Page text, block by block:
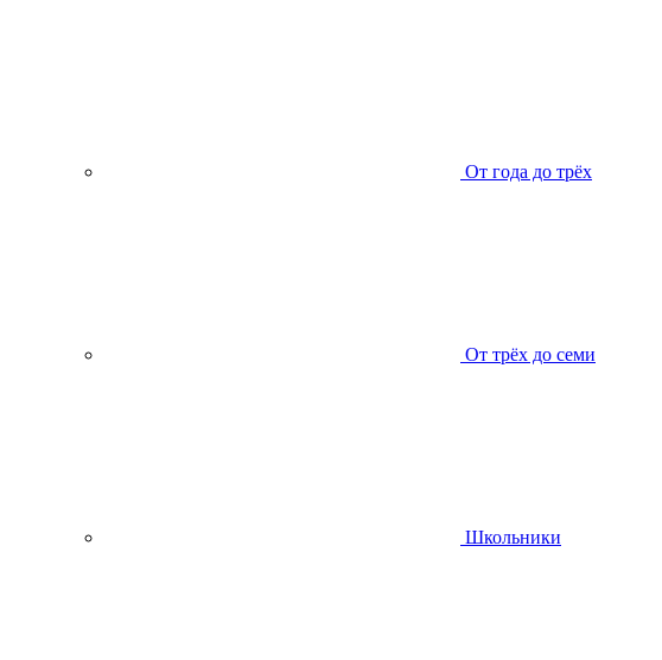
От года до трёх
От трёх до семи
Школьники